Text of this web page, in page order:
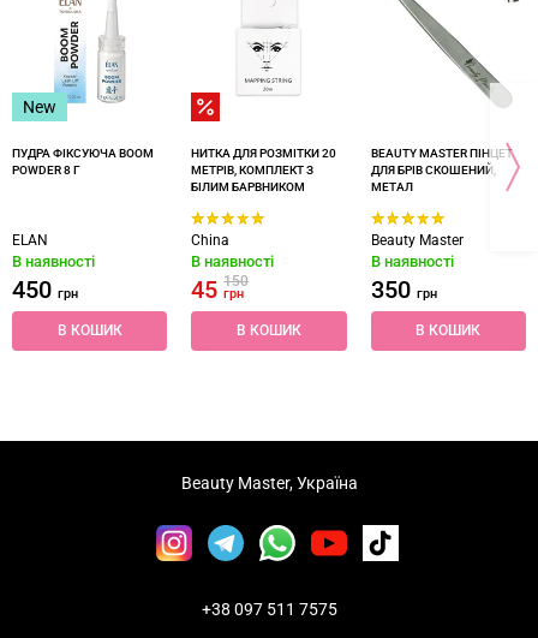
New
ПУДРА ФІКСУЮЧА BOOM
POWDER 8 Г
ELAN
В наявності
450 грн
В КОШИК
НИТКА ДЛЯ РОЗМІТКИ 20
МЕТРІВ, КОМПЛЕКТ З
БІЛИМ БАРВНИКОМ
China
В наявності
45150
грн
В КОШИК
BEAUTY MASTER ПІНЦЕТ
ДЛЯ БРІВ СКОШЕНИЙ,
МЕТАЛ
Beauty Master
В наявності
350 грн
В КОШИК
Beauty Master, Україна
+38 097 511 7575